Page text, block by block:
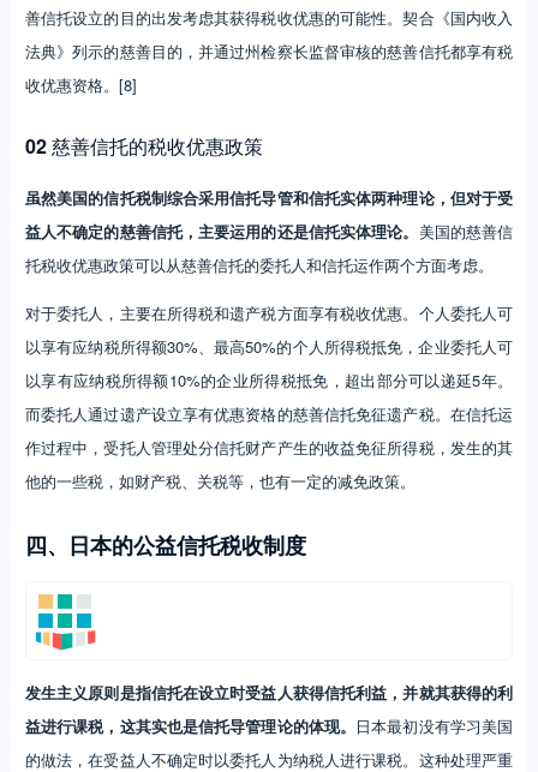
善信托设立的目的出发考虑其获得税收优惠的可能性。契合《国内收入
法典》列示的慈善目的，并通过州检察长监督审核的慈善信托都享有税
收优惠资格。[8]
02慈善信托的税收优惠政策
虽然美国的信托税制综合采用信托导管和信托实体两种理论，但对于受
益人不确定的慈善信托，主要运用的还是信托实体理论。 美国的慈善信
托税收优惠政策可以从慈善信托的委托人和信托运作两个方面考虑。
对于委托人，主要在所得税和遗产税方面享有税收优惠。个人委托人可
以享有应纳税所得额30%、最高50%的个人所得税抵免，企业委托人可
以享有应纳税所得额10%的企业所得税抵免，超出部分可以递延5年。
而委托人通过遗产设立享有优惠资格的慈善信托免征遗产税。在信托运
作过程中，受托人管理处分信托财产产生的收益免征所得税，发生的其
他的一些税，如财产税、关税等，也有一定的减免政策。
四、日本的公益信托税收制度
发生主义原则是指信托在设立时受益人获得信托利益，并就其获得的利
益进行课税，这其实也是信托导管理论的体现。 日本最初没有学习美国
的做法，在受益人不确定时以委托人为纳税人进行课税。这种处理严重